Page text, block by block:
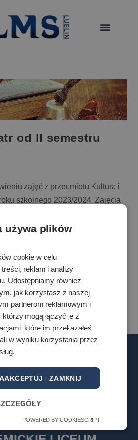
od ll semestru
zajęć z przedmiotu Kultura i
szkolnego 2023/2024. Zajęcia
Lublinie. Zapraszamy
używa plików
cookie w celu
treści, reklam i analizy
Udostępniamy również
jak korzystasz z naszej
partnerom reklamowym i
mogą łączyć je z
które im przekazałeś
w wyniku korzystania przez
I ZAMKNIJ
POWERED BY COOKIESCRIPT